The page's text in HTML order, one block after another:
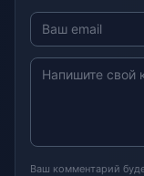
Ваш комментарий